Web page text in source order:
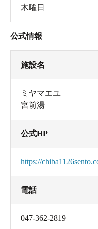
木曜日
公式情報
施設名
ミヤマエユ
宮前湯
公式HP
https://
電話
047-362-2819